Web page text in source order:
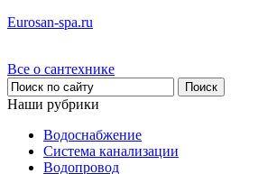
Eurosan-spa.ru
Все о сантехнике
Наши рубрики
Водоснабжение
Система канализации
Водопровод